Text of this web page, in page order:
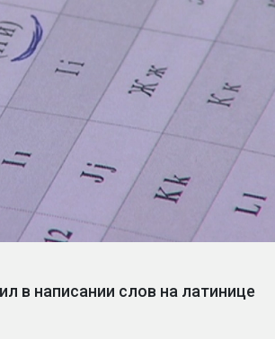
в написании слов на латинице